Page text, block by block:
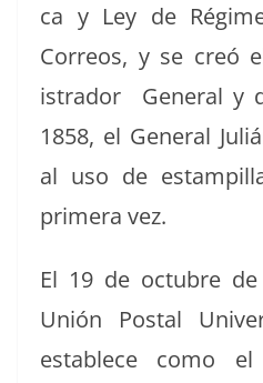
ca y Ley de
Corre­os, y se creó
istrador Gen­er­al y
1858, el Gen­er­al
al uso de
primera vez.
El 19 de octubre
Unión Postal
establece como